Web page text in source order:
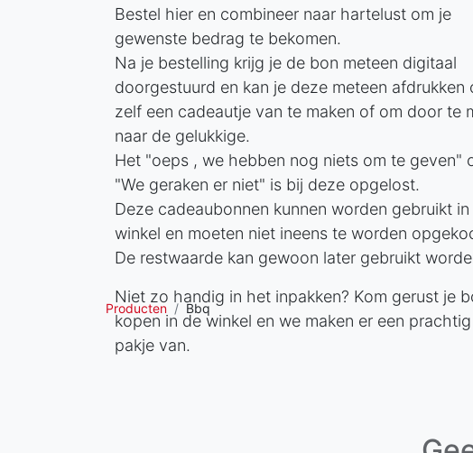
Bestel hier en combineer naar hartelust om je
gewenste bedrag te bekomen.
Na je bestelling krijg je de bon meteen digitaal
doorgestuurd en kan je deze meteen afdrukken
zelf een cadeautje van te maken of om door te
naar de gelukkige.
Het "oeps , we hebben nog niets om te geven"
"We geraken er niet" is bij deze opgelost.
Deze cadeaubonnen kunnen worden gebruikt
winkel en moeten niet ineens te worden
De restwaarde kan gewoon later gebruikt
Niet zo handig in het inpakken? Kom gerust je
kopen in de winkel en we maken er een prachtig
pakje van.
Producten Bbq